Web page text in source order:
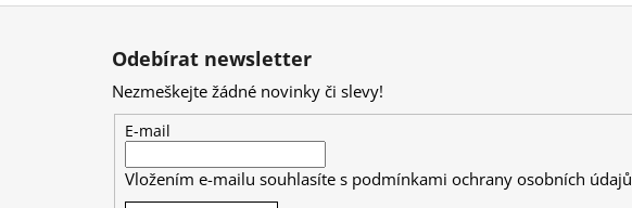
Z
Odebírat newsletter
Nezmeškejte žádné novinky či slevy!
E-mail
Vložením e-mailu souhlasíte s podmínkami ochrany osobních údajů